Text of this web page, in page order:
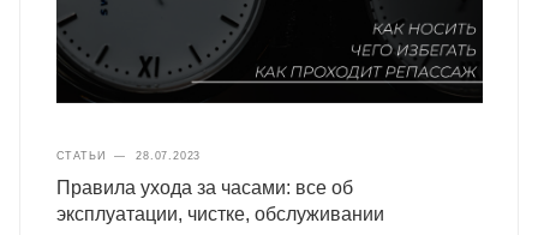
СТАТЬИ — 28.07.2023
Правила ухода за часами: все об
эксплуатации, чистке, обслуживании